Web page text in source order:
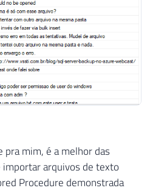
pra mim, é a melhor das
importar arquivos de texto
Procedure demonstrada